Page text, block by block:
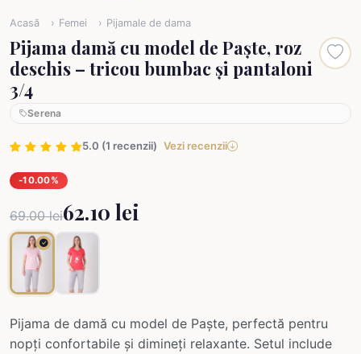
Acasă Femei Pijamale de dama
Pijama damă cu model de Paște, roz
deschis – tricou bumbac și pantaloni
3/4
Serena
5.0 (1 recenzii) Vezi recenzii
-10.00%
69.00 lei62.10 lei
Pijama de damă cu model de Paște, perfectă pentru
nopți confortabile și dimineți relaxante. Setul include